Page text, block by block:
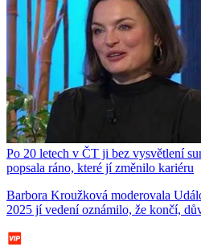
Po 20 letech v ČT ji bez vysvětlení
popsala ráno, které jí změnilo kariéru
Barbora Kroužková moderovala
2025 jí vedení oznámilo, že končí,